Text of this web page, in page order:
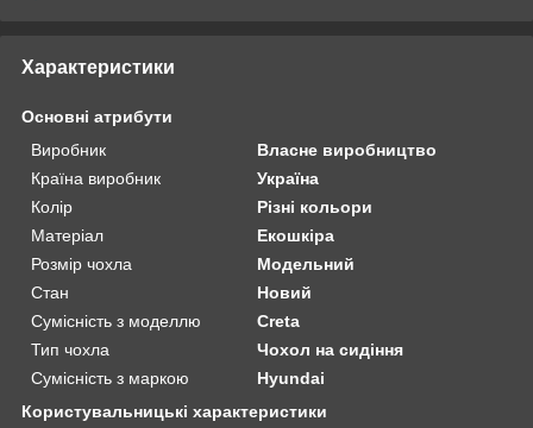
Характеристики
Основні атрибути
Виробник
Власне виробництво
Країна виробник
Україна
Колір
Різні кольори
Матеріал
Екошкіра
Розмір чохла
Модельний
Стан
Новий
Сумісність з моделлю
Creta
Тип чохла
Чохол на сидіння
Сумісність з маркою
Hyundai
Користувальницькі характеристики